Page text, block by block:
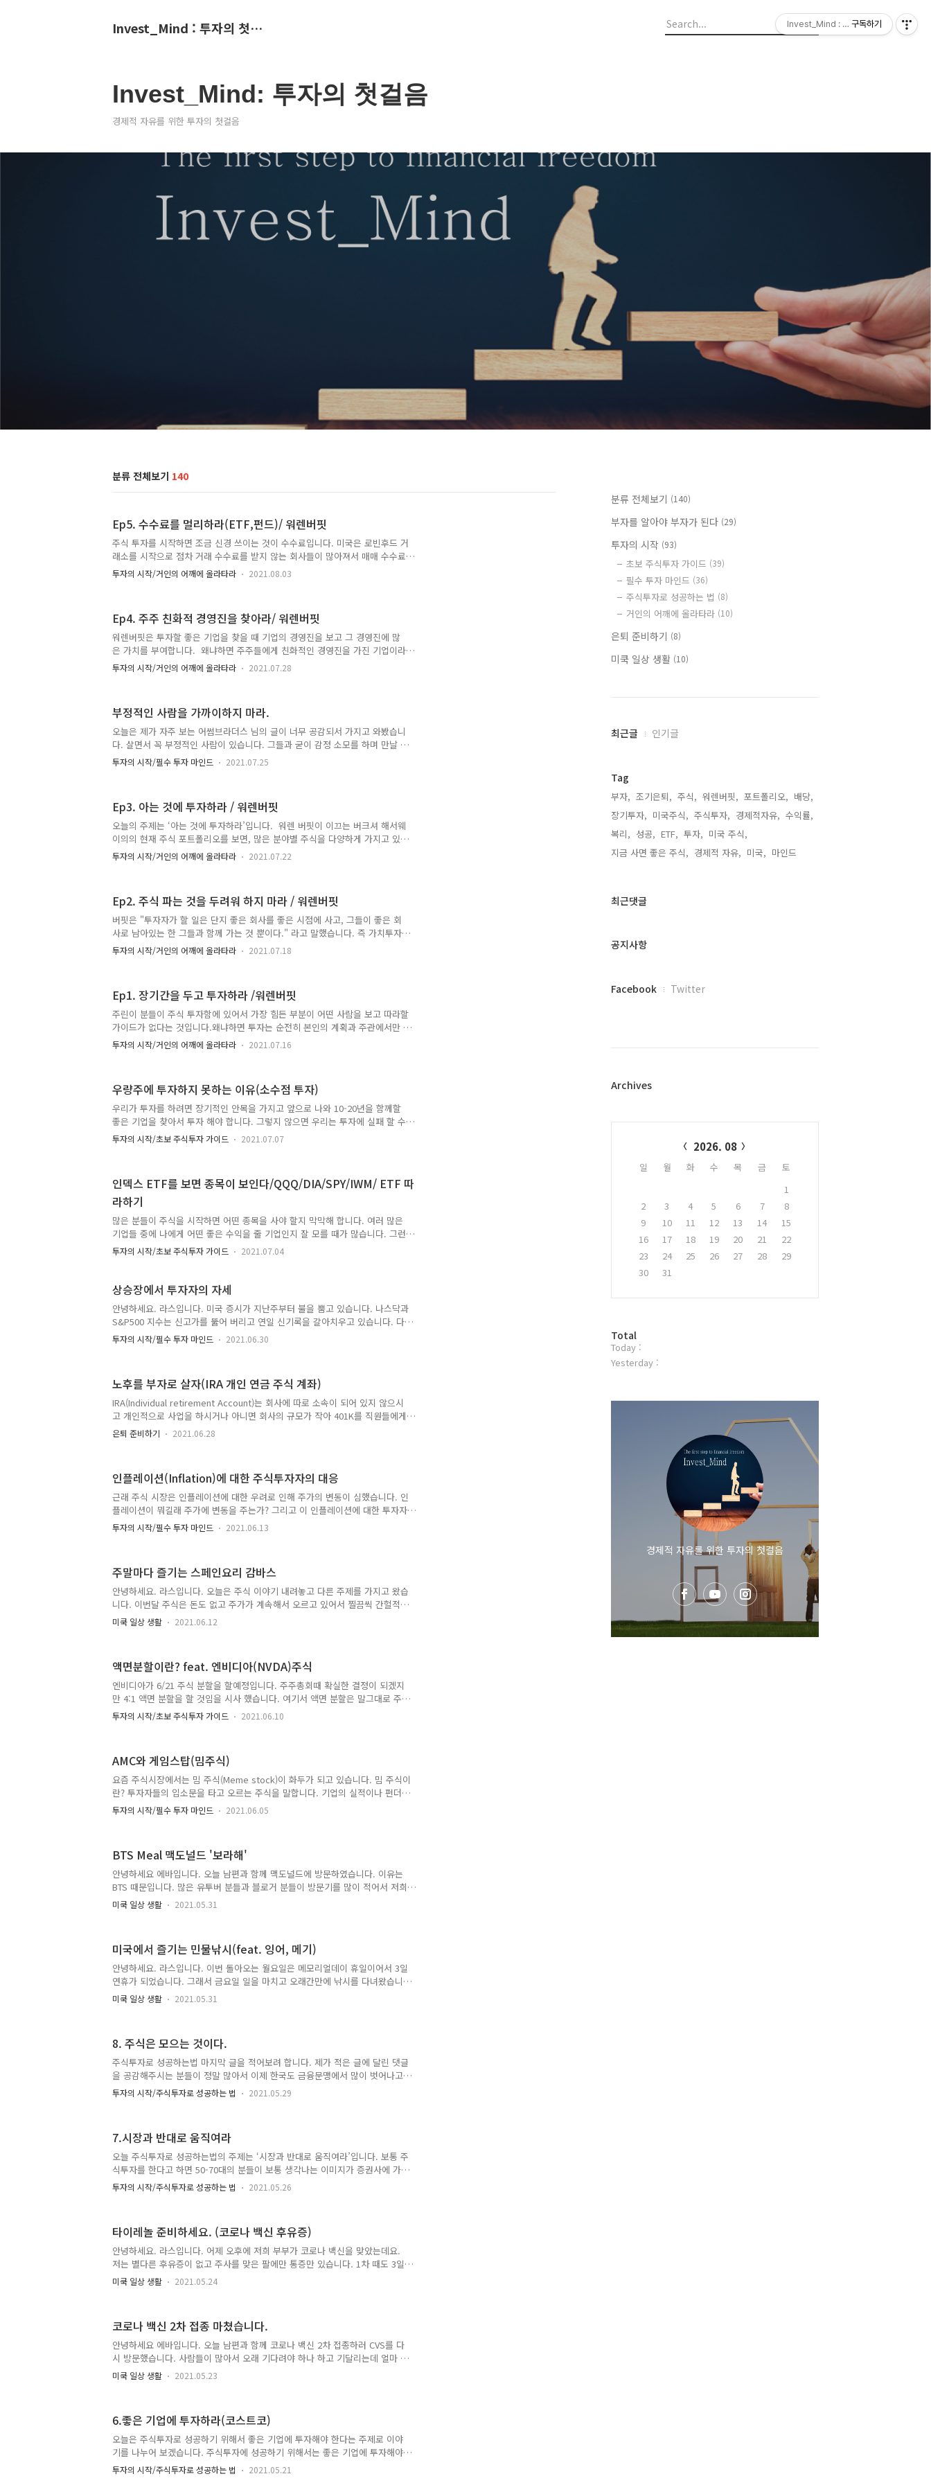
Invest_Mind : 투자의 첫걸음
Invest_Mind: 투자의 첫걸음
경제적 자유를 위한 투자의 첫걸음
분류 전체보기 140
Ep5. 수수료를 멀리하라(ETF,펀드)/ 워렌버핏
주식 투자를 시작하면 조금 신경 쓰이는 것이 수수료입니다. 미국은 로빈후드 거
래소를 시작으로 점차 거래 수수료를 받지 않는 회사들이 많아져서 매매 수수료
에 대한 걱정은 없습니다. 하지만 미국은 매도에 대해서는 1년 이내에 보유한 종
목에 대해서는 수익에 대한 더 많은 세금을 부과합니다.장기투자를 기본적으로
다. 매수에 대한 수수료도 받지만 매도에 대한 수수료도 또한 지불 하기 때문에
우리가 100만원을 투자했다면 이미 마이너스에서 시작한 것과 같은 것입니다. 또
한 단기적으로 매도까지 했다면 더 많은 수수료가 나의 수익률에서 빠져 나가 버
립니다. 그래서 매수와..
투자의 시작/거인의 어깨에 올라타라 2021.08.03
Ep4. 주주 친화적 경영진을 찾아라/ 워렌버핏
워렌버핏은 투자할 좋은 기업을 찾을 때 기업의 경영진을 보고 그 경영진에 많
은 가치를 부여합니다. 왜냐하면 주주들에게 친화적인 경영진을 가진 기업이라
면 평범한 주식들도 주주들에게 매력적으로 만들어 주기 때문입니다. 만일 저평
가 되어 있는 주식이 배당금을 꾸준히 늘린 기업이라면 좋은 회사 임에도 불구하
아 합니다. 반대로, 아무리 훌륭한 사업이라도 경영진이 경영을 잘 하지 못하고 주
주들과 친화적이지 못하다면 그 기업의 가치는 언젠가는 떨어지기 때문에 주가
에 영향을 미치고 투자의 매력이 떨어집니다. 그래서 버핏은 배당금을 인상한 역
사가 길고, 경영진이 ..
투자의 시작/거인의 어깨에 올라타라 2021.07.28
부정적인 사람을 가까이하지 마라.
오늘은 제가 자주 보는 어썸브라더스 님의 글이 너무 공감되서 가지고 와봤습니
다. 살면서 꼭 부정적인 사람이 있습니다. 그들과 굳이 감정 소모를 하며 만날 필
요는 없습니다. 조금 멀리 두시는 것도 나와 나의 가족들의 건강을 위해서 좋은
것이죠. 이러한 부정적인 마인드는 주식투자에도 영향을 미칩니다. 늘 부정적인
투자도 성공을 거둡니다. 주가가 하락하고 힘들때 기회를 잘 잡기 때문이죠. 별
거 아니라고 생각하지만 10년후 20년 후에는 엄청난 차이를 보입니다. 그래서 주
식투자도 긍정적인 마인드로 하셔야 합니다. 그래야 좋은 기업을 찾을수 있고 내
포트폴리오의 ..
투자의 시작/필수 투자 마인드 2021.07.25
Ep3. 아는 것에 투자하라 / 워렌버핏
오늘의 주제는 ‘아는 것에 투자하라’입니다. 워렌 버핏이 이끄는 버크셔 해서웨
이의의 현재 주식 포트폴리오를 보면, 많은 분야별 주식을 다양하게 가지고 있지
않다는 것을 알 수 있습니다. 구체적으로 버크셔의 상위 종목 중에서, 여러분은
3개 이상의 금융주를 발견할 것이고 식품회사 즉 소비재와 통신주에 대한 대규
가 이래적으로 투자하는 오직 한기업은 바로 애플입니다. 애플은 워렌버핏이 투
자하는 두 범주에 포함되지 않는 유일한 주식입니다. 왜냐하면 버핏은 애플이
기술주라고 생각하기보다 소비재 회사에 더 가깝다고 생각하기 때문입니다. 사람
들이 한번 ..
투자의 시작/거인의 어깨에 올라타라 2021.07.22
Ep2. 주식 파는 것을 두려워 하지 마라 / 워렌버핏
버핏은 "투자자가 할 일은 단지 좋은 회사를 좋은 시점에 사고, 그들이 좋은 회
사로 남아있는 한 그들과 함께 가는 것 뿐이다." 라고 말했습니다. 즉 가치투자
와 장기투자의 중요성을 늘 강조합니다.버핏은 확실히 주식을 사고 보유하는 장
기투자자이지만 반면에 그는 정기적으로 그리고 다양한 이유로 주식을 팔기도
2-30% 수익이 나면 주식을 팔려고 합니다. 하지만 버핏은 그 회사가 자신이 생
각하기에 가치가 없어지면 팔아버립니다.우리가 주식을 파는 이유와는 완전히 다
른 관점입니다. 그래서 워렌버핏이 주식을 팔때의 이유를 아는 것이 아주 중요합
니다.그래서 워렌 버..
투자의 시작/거인의 어깨에 올라타라 2021.07.18
Ep1. 장기간을 두고 투자하라 /워렌버핏
주린이 분들이 주식 투자함에 있어서 가장 힘든 부분이 어떤 사람을 보고 따라할
가이드가 없다는 것입니다.왜냐하면 투자는 순전히 본인의 계획과 주관에서만 이
루어져야 하기 때문입니다.그래도 우리가 가이드를 잡을 수 있다면 세계적인 투
자가의 투자방법을 엿보는 것입니다.이것을 우리는 거인의 어깨에 올라탄다고 말
중간만 따라가도 내 삶의 큰 경제적 자유를 얻을 수 있는 방향이 잡히고 그 방향
대로 갈 수 있기 때문입니다.그래서 저는 전설적인 투자자 워렌 버핏의 투자철학
을 통하여 거인의 어깨에 올라타 지혜를 얻고 그 지혜를 통하여 주식투자를 통하
여 경제적 자유를 얻게..
투자의 시작/거인의 어깨에 올라타라 2021.07.16
우량주에 투자하지 못하는 이유(소수점 투자)
우리가 투자를 하려면 장기적인 안목을 가지고 앞으로 나와 10-20년을 함께할
좋은 기업을 찾아서 투자 해야 합니다. 그렇지 않으면 우리는 투자에 실패 할 수
밖에 없습니다. 그런데 문제는 우리가 잘 알고 사람들도 좋다고 생각하고 돈을
잘벌고 있는 기업들을 매수하지 못하는 몇가지 이유가 있습니다. 첫번째 높은 주
가치를 결정해버리는 것입니다. 그래서 차선택으로 이보다 가격이 저렴한 2등 주
식을 사거나 나의 뇌피셜로 만들어낸 오를 것 같은 주식 즉 잡주를 선택하여 투
자합니다. 그런데 이런 잡주들은 투자할 가치가 없는 기업들이 대부분 이고 선택
을 잘못한다면 ..
투자의 시작/초보 주식투자 가이드 2021.07.07
인덱스 ETF를 보면 종목이 보인다/QQQ/DIA/SPY/IWM/ ETF 따
라하기
많은 분들이 주식을 시작하면 어떤 종목을 사야 할지 막막해 합니다. 여러 많은
기업들 중에 나에게 어떤 좋은 수익을 줄 기업인지 잘 모를 때가 많습니다. 그런
데 나는 기업을 공부할 수 있는 시간도 안되는데 ETF을 안하시고 꼭 개별 주식
을 하셔서 더 큰 수익률을 올리고자 하시는 분들이 있습니다. 그래서 그래서 여
기 입니다. 먼저 Index(지수)란? 주식 시장의 현재 시세를 지표로 나타내주는 것
입니다. 오늘 미국의 주가가 올랐는지 내렸는지를 판가름해주는 기준점이 되어
주는 것입니다. 미국에는 이러한 중요한 지수 4가지가 있습니다. 1) 다우존스지수
(Dow Johns industrial average Index) 미국 시장을 대..
투자의 시작/초보 주식투자 가이드 2021.07.04
상승장에서 투자자의 자세
안녕하세요. 라스입니다. 미국 증시가 지난주부터 불을 뿜고 있습니다. 나스닥과
S&P500 지수는 신고가를 뚫어 버리고 연일 신기록을 갈아치우고 있습니다. 다
우지수도 전고점을 갱신하기 직전입니다. 3, 5월 인플레이션과 테이퍼링의 우려
로 인해 증시가 하락할때 열심히 매수 하셨던 분들은 지금 활짝 웃으시리라 생각
같은 장기투자자는 무엇을 할까요? 예상 하신분들도 계시겠지만 그냥 아무것도
안하고 놀고 있습니다. 불어나는 자산을 바라보며 ‘아 내가 하락장에 열심히 잘
샀구나’ 하며 더 이상의 매수를 안하고 놀고 있습니다. 어찌 보면 저희는 하락장
이 더 바쁩니다..
투자의 시작/필수 투자 마인드 2021.06.30
노후를 부자로 살자(IRA 개인 연금 주식 계좌)
IRA(Individual retirement Account)는 회사에 따로 소속이 되어 있지 않으시
고 개인적으로 사업을 하시거나 아니면 회사의 규모가 작아 401K를 직원들에게
제공해주지 못하는 경우를 위한 개인 연금 어카운트 입니다. 그래서 IRA는 근로
소득이 있으면 누구나 가능한 개인 은퇴 연금 주식 계좌입니다. 또한 401K를 적
마찬가지로 투자한 돈은 59.5세부터 찾을 수 있지만 그 전에 찾게 되면 10%의
조기 인출 페널티가 부가 됩니다. 그리고 IRA는 Traditiondal과 Roth로 나눌 수
있습니다. Traditional은..
은퇴 준비하기 2021.06.28
인플레이션(Inflation)에 대한 주식투자자의 대응
근래 주식 시장은 인플레이션에 대한 우려로 인해 주가의 변동이 심했습니다. 인
플레이션이 뭐길래 주가에 변동을 주는가? 그리고 이 인플레이션에 대한 투자자
의 대응은 무엇인가에 대해서 여러분과 나누어 보려고 합니다. 인플레이션
(Inflation)이란 무엇인가? 인플레이션을 가장 쉽게 설명한다면 물가가 오르는 것
게 되면 경제가 위험해 집니다. 과거 70년대에 미국에 석유 파동으로 닥친 원유
폭등은 경제 위기를라는 결과를 가지고 왔습니다. 물가는 올라버리고 임금은 하
락해 버리니 물건을 살수가 없었던 것이죠. 내가 벌어온 돈의 가치가 하락한 것
입니다. 내가..
투자의 시작/필수 투자 마인드 2021.06.13
주말마다 즐기는 스페인요리 감바스
안녕하세요. 라스입니다. 오늘은 주식 이야기 내려놓고 다른 주제를 가지고 왔습
니다. 이번달 주식은 돈도 없고 주가가 계속해서 오르고 있어서 찔끔씩 간헐적
매수만 하고 있습니다. 또 주식이야기로 빠질뻔 했네여 ㅎㅎㅎ 오늘은 저희 부부
가 주일 아침마다 해먹는 감바스 요리를 소개하려 합니다. 감바스는 스페인 요리
일, 페퍼론치노(피자 먹을때 뿌리는 빨간 고추 프레이크), 후추, 소금, 파슬리 가
루(있으면 사용, 없으면 패스) 먼저 냉동 새우를 물에 담궈줍니다. 그리고 바로
물에서 건져서 물기를 제거 해줍니다. 다음은 마늘... 마늘을 좋아 하시면 많..
미쿡 일상 생활 2021.06.12
액면분할이란? feat. 엔비디아(NVDA)주식
엔비디아가 6/21 주식 분할을 할예정입니다. 주주총회때 확실한 결정이 되겠지
만 4:1 액면 분할을 할 것임을 시사 했습니다. 여기서 액면 분할은 말그대로 주식
의 가격을 나누는 것을 말합니다. 예를 들어서 지금 한주에 $400 하는 주식을
4:1로 액면 분할을 한다고 하면 한주에 $100이 되는 것입니다. 한주에 400불 이
통 액면 분할을 하게 되면 기존의 주주들에게 주식 수량이 늘어난다는 것 외에는
큰 영향은 없습니다. 그러나 그 기업을 새로 투자하시는 분들에게는 저렴한 가격
에 한주를 매수 할 수 있으니 그 기업의 투자 문턱이 그만큼 낮아지는 것이..
투자의 시작/초보 주식투자 가이드 2021.06.10
AMC와 게임스탑(밈주식)
요즘 주식시장에서는 밈 주식(Meme stock)이 화두가 되고 있습니다. 밈 주식이
란? 투자자들의 입소문을 타고 오르는 주식을 말합니다. 기업의 실적이나 펀더멘
털과는 전혀 상관없는 오직 주가를 고의로 올리기 위해서 여러명의 투자자가 합
세하여 주가를 고의적으로 올리는 것입니다. 지난번 게임스탑 때의 사건이 있었
임스탑 때에는 테슬라 CEO와 여러 유명인이 합세해서 게임스탑의 주가를 끌어
올리기도 했습니다. 게임스탑 때와 마친가지로 기관투자 회사의 기업의 공매도
수량을 확인하고 공매하는 기업의 주가를 의도적으로 올려버리는 일종의 작전이
라고 생각하시면 ..
투자의 시작/필수 투자 마인드 2021.06.05
BTS Meal 맥도널드 '보라해'
안녕하세요 에바입니다. 오늘 남편과 함께 맥도널드에 방문하였습니다. 이유는
BTS 때문입니다. 많은 유투버 분들과 블로거 분들이 방문기를 많이 적어서 저희
도 국뽕을 느끼고자 매장을 방문했습니다. 한국 가수인 BTS가 얼마나 인기가 많
은지 실감하게 됩니다. 저는 햄버거를 별로 안좋아 해서 햄버거를 먹으러 맥도널
보고 싶어서 방문 하게 됬죠. 전면 유리에 BTS와 콜라보하는 한정판 Meal이 있
다고 광고를 해줍니다. 매장에 코로나로 오픈이 안되어서 Drive Thru를 이용해
야 했습니다. 쩝 직접 매장에 들어가서 오더하고 싶었은데 아쉬웠습니다. BTS
M..
미쿡 일상 생활 2021.05.31
미국에서 즐기는 민물낚시(feat. 잉어, 메기)
안녕하세요. 라스입니다. 이번 돌아오는 월요일은 메모리얼데이 휴일이어서 3일
연휴가 되었습니다. 그래서 금요일 일을 마치고 오래간만에 낚시를 다녀왔습니
다. 미국에서는 한국에서 하는 대낚시를 하지 않습니다. 이 낚시는 한국분들과
중국 분들만 합니다. 그래서 미국 분들이 제가 낚시를 하고 있으면 굉장히 궁금
굉장히 비쌉니다. 그래서 저는 제가 만들어서 사용합니다. 메쉬포테이토, 들깻
묵, Cone meal, 땅콩버터 약간 미국 마켓이서 모두 구입 가능한 것들입니다.
https://goo.gl/maps/CpnNMdKy7A5ZyB9X9 헤멧 호 · 미국 9256..
미쿡 일상 생활 2021.05.31
8. 주식은 모으는 것이다.
주식투자로 성공하는법 마지막 글을 적어보려 합니다. 제가 적은 글에 달린 댓글
을 공감해주시는 분들이 정말 많아서 이제 한국도 금융문맹에서 많이 벗어나고
있음을 느끼게 됩니다. 반면에 많은 분들이 글을 공감은 하시는데 어렵다고 하시
는 분들도 많았습니다. 주식을 처음 시작할때 어떤 출발로 하였냐에 따라서 다른
든 적든 매달 꾸준히 투자 하시고 장기적으로 가지고 가면 되는 것이 주식투자입
니다. 단 ‘어느 기업과 같이 갈것이냐’와 ‘그 기업의 주식을 어떻게 싸게 살것이
냐’가 가장 큰 과제이죠. 기업은 여러분이 잘 아시는 우량 기업에 투자하시면 되
고 싸게 하는..
투자의 시작/주식투자로 성공하는 법 2021.05.29
7.시장과 반대로 움직여라
오늘 주식투자로 성공하는법의 주제는 ‘시장과 반대로 움직여라’입니다. 보통 주
식투자를 한다고 하면 50-70대의 분들이 보통 생각나는 이미지가 증권사에 가서
실시간 주가를 보면서 앉아 있는 모습일 것입니다. 젊은 분들은 요즘 전부 핸드
폰이나 컴퓨터로 거래하니 잘 모르실 수도 있습니다. 그때는 주식투자에 대해서
기 시작하면 우르르 몰려가서 팔고.... 시장이 움직이는 대로 움직였습니다. 그래
서 그때 주식을 통해서 많이들 망하셨죠. 그래서 아직도 나이가 있으신 분들은
주식은 위험하다. 절대 하면 안된다고 말합니다. 아쉽지만 그때에 주식을 하셨던
분들은 금융..
투자의 시작/주식투자로 성공하는 법 2021.05.26
타이레놀 준비하세요. (코로나 백신 후유증)
안녕하세요. 라스입니다. 어제 오후에 저희 부부가 코로나 백신을 맞았는데요.
저는 별다른 후유증이 없고 주사를 맞은 팔에만 통증만 있습니다. 1차 때도 3일
정도 팔이 아프고 1주일간 피곤하기만 했습니다. 이번에도 저는 이렇게 지나가는
것 같습니다. 그런데 오늘 아침에 일어나 보니 에바님이 몸이 않좋다고 해서 열
다. 1차때 아무 증상이 없었어서 타이레놀을 사지 않았는데 일단 급한대로 에드
빌을 먹였습니다. Advil은 이부프로펜 계열의 약이어서 코로나 바이러스 항체가
생성되는데 억제를 한다고 합니다. 백신 효과를 떨어트리는 거죠. 그래도 1..
미쿡 일상 생활 2021.05.24
코로나 백신 2차 접종 마쳤습니다.
안녕하세요 에바입니다. 오늘 남편과 함께 코로나 백신 2차 접종하러 CVS를 다
시 방문했습니다. 사람들이 많아서 오래 기다려야 하나 하고 기달리는데 얼마 되
지 않아서 이름을 부르더라구요. 보니깐 앞에 기다리던 사람들은 이미 주사를 맞
고 15분간 대기중인 사람들이었더라구요. 지난번 1차때 주사를 놔주던 사람은 남
은 지난번 아프게 놔주던 남자한테 가서 주사를 맞았는데 더럽게 아프게 놓았다
고 투덜대더라구요. 그래도 이쁜 반창고 붙여 줘서 좋았습니다. CVS에서 만든
반창고 더라구요. 주사 맞고 15분 대기하고 나왔습니다. 2차 코로나백신이 후유
증이 더 세게 온다..
미쿡 일상 생활 2021.05.23
6.좋은 기업에 투자하라(코스트코)
오늘은 주식투자로 성공하기 위해서 좋은 기업에 투자해야 한다는 주제로 이야
기를 나누어 보겠습니다. 주식투자에 성공하기 위해서는 좋은 기업에 투자해야
한다는 것은 사실 가장 기본적이고 교과서 같은 답인것은 사실입니다. 하지만 가
장 기본적인 것이 가장 중요하다는 것이기 때문에 교과서 적인 말이지만 해보겠
투자의 시작/주식투자로 성공하는 법 2021.05.21
분류 전체보기 (140)
부자를 알아야 부자가 된다 (29)
투자의 시작 (93)
초보 주식투자 가이드 (39)
필수 투자 마인드 (36)
주식투자로 성공하는 법 (8)
거인의 어깨에 올라타라 (10)
은퇴 준비하기 (8)
미쿡 일상 생활 (10)
최
과
기
글
최근글 인기글
Tag
부자, 조기은퇴, 주식, 워렌버핏, 포트폴리오, 배당,
장기투자, 미국주식, 주식투자, 경제적자유, 수익률,
복리, 성공, ETF, 투자, 미국 주식,
지금 사면 좋은 주식, 경제적 자유, 미국, 마인드,
최근댓글
공지사항
페
플
Facebook Twitter
Archives
2026. 08
일 월 화 수 목 금
토
1
2
3 4 5 6 7
8
9
10 11 12 13 14
15
16
17 18 19 20 21
22
23
24 25 26 27 28
29
30
31
방
문
자
Total
Today :
Yesterday :
경제적 자유를 위한 투자의 첫걸음
Invest_Mind : 투자의 첫걸음
구독하기